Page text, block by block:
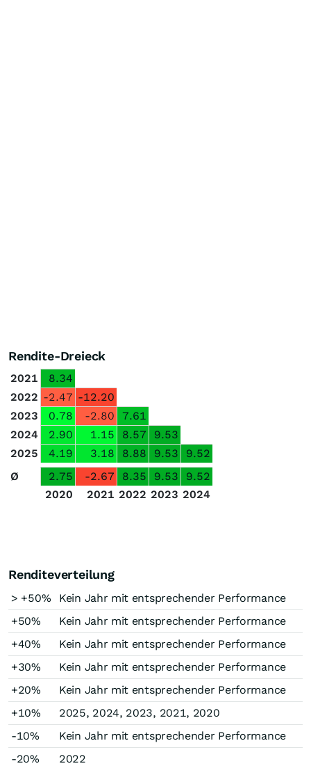
Rendite-Dreieck
2021
8.34
2022 -2.47 -12.20
2023
0.78 -2.80
7.61
2024
2.90 1.15 8.57
9.53
2025
4.19 3.18 8.88 9.53
9.52
Ø
2.75 -2.67 8.35 9.53
9.52
2020
2021 2022 2023 2024
Renditeverteilung
> +50%
Kein Jahr mit entsprechender Performance
+50%
Kein Jahr mit entsprechender Performance
+40%
Kein Jahr mit entsprechender Performance
+30%
Kein Jahr mit entsprechender Performance
+20%
Kein Jahr mit entsprechender Performance
+10%
2025, 2024, 2023, 2021, 2020
-10%
Kein Jahr mit entsprechender Performance
-20%
2022